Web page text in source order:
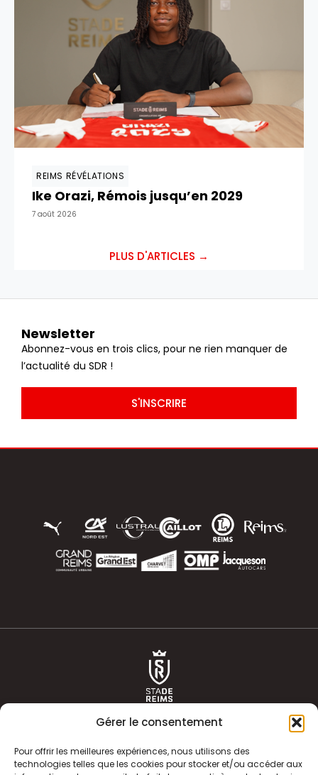
Gérer le consentement
Pour offrir les meilleures expériences, nous utilisons des
technologies telles que les cookies pour stocker et/ou accéder aux
REIMS RÉVÉLATIONS
Ike Orazi, Rémois jusqu’en 2029
7 août 2026
PLUS D'ARTICLES →
Newsletter
Abonnez-vous en trois clics, pour ne rien manquer de
l’actualité du SDR !
S'INSCRIRE